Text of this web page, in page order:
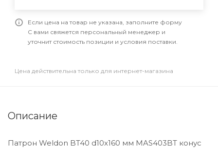
Если цена на товар не указана, заполните форму
С вами свяжется персональный менеджер и
уточнит стоимость позиции и условия поставки.
Цена действительна только для интернет-магазина
Описание
Патрон Weldon BT40 d10x160 мм MAS403BT конус